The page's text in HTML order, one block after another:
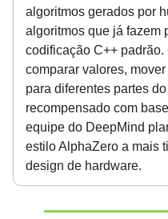
algoritmos gerados por
algoritmos que já fazem
codificação C++
comparar valores,
para diferentes partes
recompensado com
equipe do DeepMind
estilo AlphaZero a mais
design de hardware.